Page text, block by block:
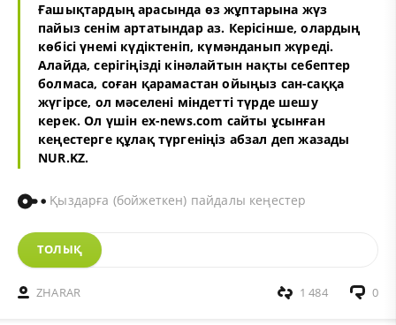
Ғашықтардың арасында өз жұптарына жүз
пайыз сенім артатындар аз. Керісінше, олардың
көбісі үнемі күдіктеніп, күмәнданып жүреді.
Алайда, серігіңізді кінәлайтын нақты себептер
болмаса, соған қарамастан ойыңыз сан-саққа
жүгірсе, ол мәселені міндетті түрде шешу
керек. Ол үшін ex-news.com сайты ұсынған
кеңестерге құлақ түргеніңіз абзал деп жазады
NUR.KZ.
Қыздарға (бойжеткен) пайдалы кеңестер
ТОЛЫҚ
ZHARAR 0
1 484